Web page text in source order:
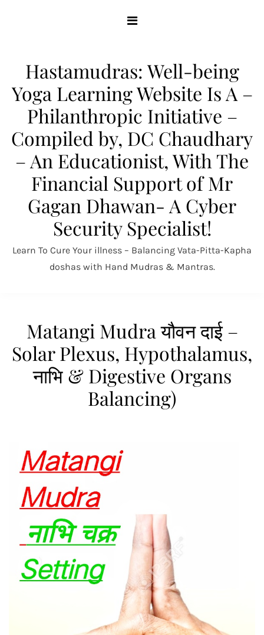
Hastamudras: Well-being
Yoga Learning Website Is A –
Philanthropic Initiative –
Compiled by, DC Chaudhary
– An Educationist, With The
Financial Support of Mr
Gagan Dhawan- A Cyber
Security Specialist!
Learn To Cure Your illness – Balancing Vata-Pitta-Kapha
doshas with Hand Mudras & Mantras.
Matangi Mudra यौवन दाई –
Solar Plexus, Hypothalamus,
नाभि & Digestive Organs
Balancing)